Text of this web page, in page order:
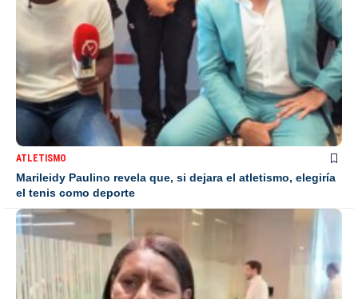
ATLETISMO
Marileidy Paulino revela que, si dejara el atletismo, elegiría
el tenis como deporte